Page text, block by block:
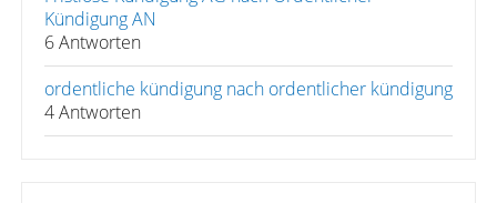
Kündigung AN
6 Antworten
ordentliche kündigung nach ordentlicher kündigung
4 Antworten